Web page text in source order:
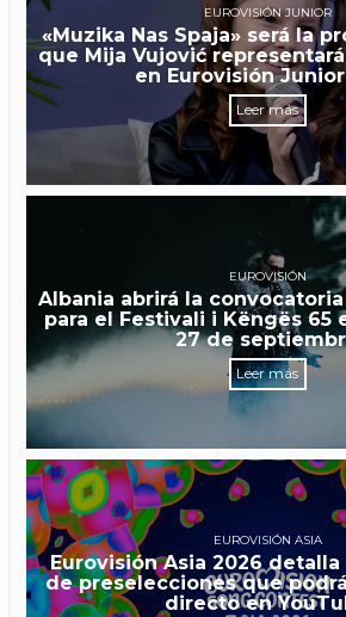
EUROVISIÓN JUNIOR
«Muzika Nas Spaja» será la
que Mija Vujović
en Eurovisión
Leer más
EUROVISIÓN
Albania abrirá la
para el Festivali i Këngës 65
27 de
Leer más
EUROVISIÓN ASIA
Eurovisión Asia 2026
de preselecciones que
directo en